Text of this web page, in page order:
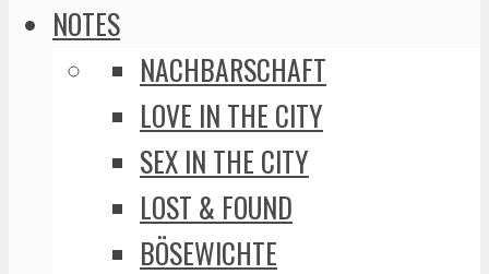
NOTES
NACHBARSCHAFT
LOVE IN THE CITY
SEX IN THE CITY
LOST & FOUND
BÖSEWICHTE